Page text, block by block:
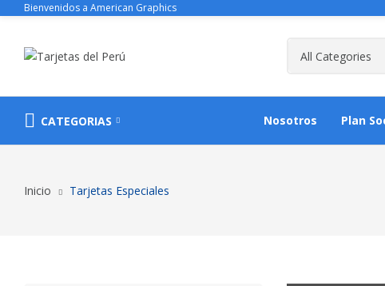
Bienvenidos a American Graphics
CATEGORIAS Nosotros Plan
Inicio Tarjetas Especiales